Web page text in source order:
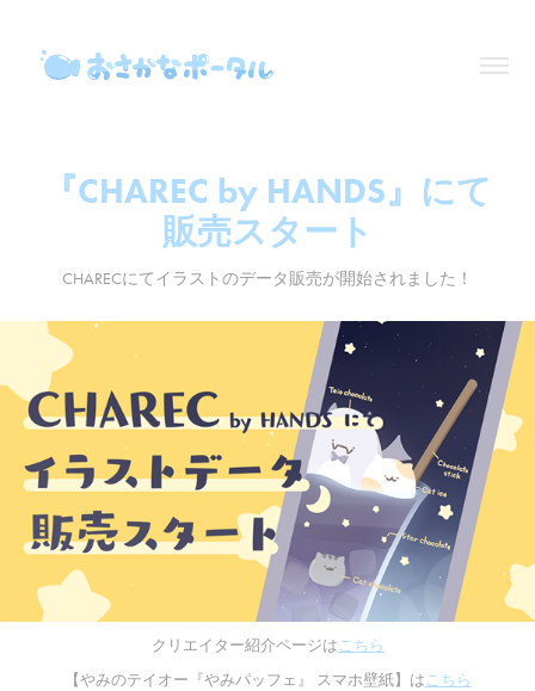
『CHAREC by HANDS』にて
販売スタート
CHARECにてイラストのデータ販売が開始されました！
クリエイター紹介ページは こちら
【やみのテイオー『やみパッフェ』 スマホ壁紙】は こちら